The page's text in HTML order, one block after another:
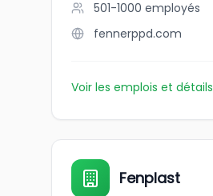
501-1000 employés
fennerppd.com
Voir les emplois et détails
Fenplast